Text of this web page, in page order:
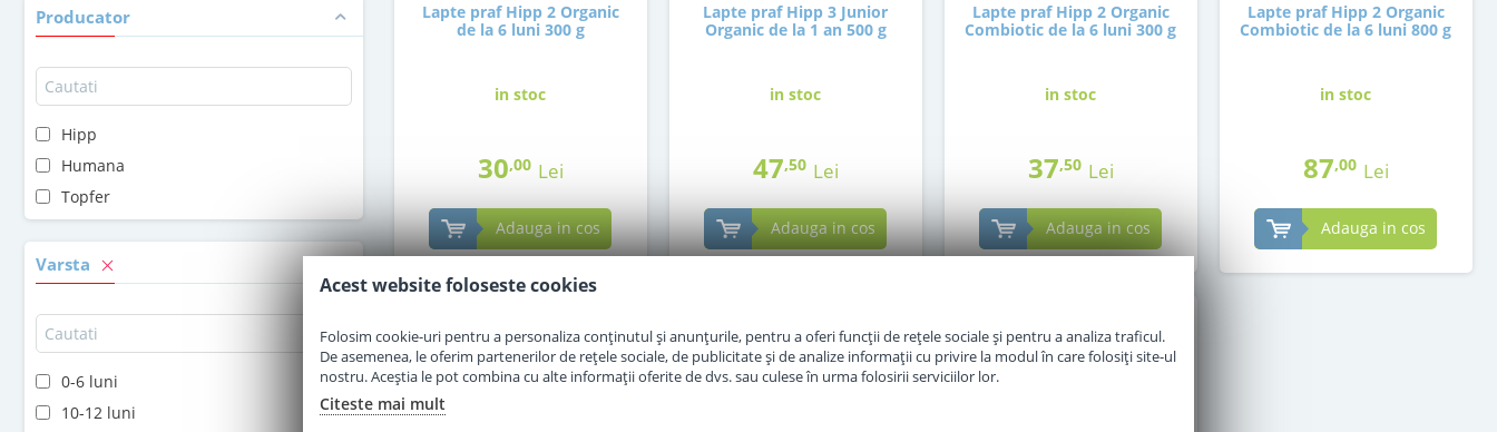
Producator
Hipp
Humana
Topfer
Varsta
0-6 luni
10-12 luni
Lapte praf Hipp 2 Organic
de la 6 luni 300 g
in stoc
30,00 Lei
Adauga in cos
Lapte praf Hipp 3 Junior
Organic de la 1 an 500 g
in stoc
47,50 Lei
Adauga in cos
Lapte praf Hipp 2 Organic
Combiotic de la 6 luni 300 g
in stoc
37,50 Lei
Adauga in cos
Lapte praf Hipp 2 Organic
Combiotic de la 6 luni 800 g
in stoc
87,00 Lei
Adauga in cos
Acest website foloseste cookies
Folosim cookie-uri pentru a personaliza conținutul și anunțurile, pentru a oferi funcții de rețele sociale și pentru a analiza traficul.
De asemenea, le oferim partenerilor de rețele sociale, de publicitate și de analize informații cu privire la modul în care folosiți site-ul
nostru. Aceștia le pot combina cu alte informații oferite de dvs. sau culese în urma folosirii serviciilor lor.
Citeste mai mult